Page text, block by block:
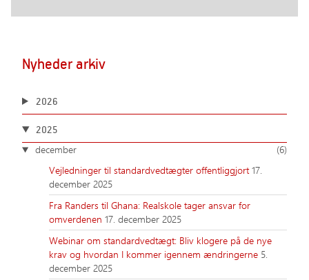
Nyheder arkiv
2026
2025
december
(6)
Vejledninger til standardvedtægter offentliggjort17.
december 2025
Fra Randers til Ghana: Realskole tager ansvar for
omverdenen 17. december 2025
Webinar om standardvedtægt: Bliv klogere på de nye
krav og hvordan I kommer igennem ændringerne 5.
december 2025